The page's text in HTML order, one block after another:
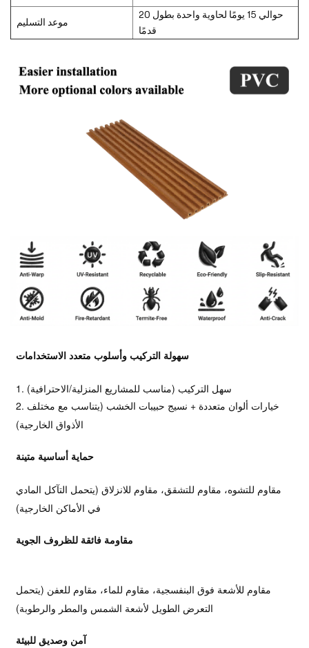
موعد التسليم
حوالي 15 يومًا لحاوية واحدة بطول 20
قدمًا
سهولة التركيب وأسلوب متعدد الاستخدامات
1. سهل التركيب (مناسب للمشاريع المنزلية/الاحترافية)
2. خيارات ألوان متعددة + نسيج حبيبات الخشب (يتناسب مع مختلف
الأذواق الخارجية)
حماية أساسية متينة
مقاوم للتشوه، مقاوم للتشقق، مقاوم للانزلاق (يتحمل التآكل المادي
في الأماكن الخارجية)
مقاومة فائقة للظروف الجوية
مقاوم للأشعة فوق البنفسجية، مقاوم للماء، مقاوم للعفن (يتحمل
التعرض الطويل لأشعة الشمس والمطر والرطوبة)
آمن وصديق للبيئة